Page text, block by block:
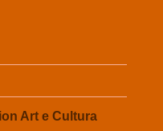
Art e Cultura